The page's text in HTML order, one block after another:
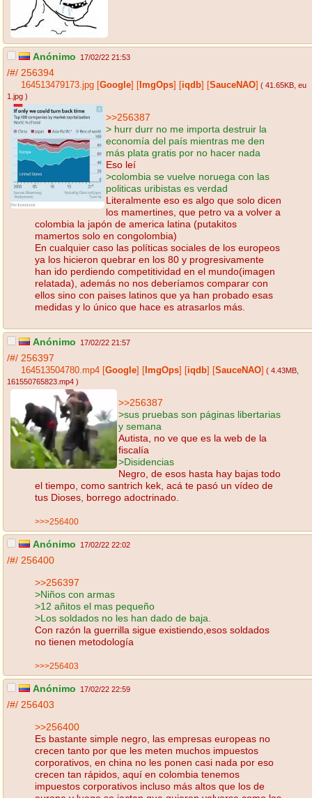
Anónimo 17/02/22 21:53
/#/ 256394
164513479173.jpg Google ImgOps iqdb SauceNAO ( 41.65KB , eu
1.jpg )
>>256387
> hurr durr no me importa destruir la
economía del país mientras me den
más plata gratis por no hacer nada
Eso leí
>colombia se vuelve noruega con las
politicas uribistas es verdad
Literalmente eso es algo que solo dicen
los mamertines, que petro va a volver a
colombia la japón de america latina (putakitos
mamertos solo en congolombia)
En cualquier caso las políticas sociales de los europeos
ya los hicieron quebrar en los 80 y progresivamente
han ido perdiendo competitividad en el mundo(imagen
relatada), además no nos deberíamos comparar con
ellos sino con paises latinos que ya han probado esas
medidas y lo único que hace es atrasarlos más.
Anónimo 17/02/22 21:57
/#/ 256397
164513504780.mp4 Google ImgOps iqdb SauceNAO ( 4.43MB
161550765823.mp4 )
>>256387
>sus pruebas son páginas libertarias
y semana
Autista, no ve que es la web de la
fiscalía
>Disidencias
Negro, de esos hasta hay bajas todo
el tiempo, como santrich kek, acá te pasó un vídeo de
tus Dioses, borrego adoctrinado.
>>>256400
Anónimo 17/02/22 22:02
/#/ 256400
>>256397
>Niños con armas
>12 añitos el mas pequeño
>Los soldados no les han dado de baja.
Con razón la guerrilla sigue existiendo,esos soldados
no tienen metodología
>>>256403
Anónimo 17/02/22 22:59
/#/ 256403
>>256400
Es bastante simple negro, las empresas europeas no
crecen tanto por que les meten muchos impuestos
corporativos, en china no les ponen casi nada por eso
crecen tan rápidos, aquí en colombia tenemos
impuestos corporativos incluso más altos que los de